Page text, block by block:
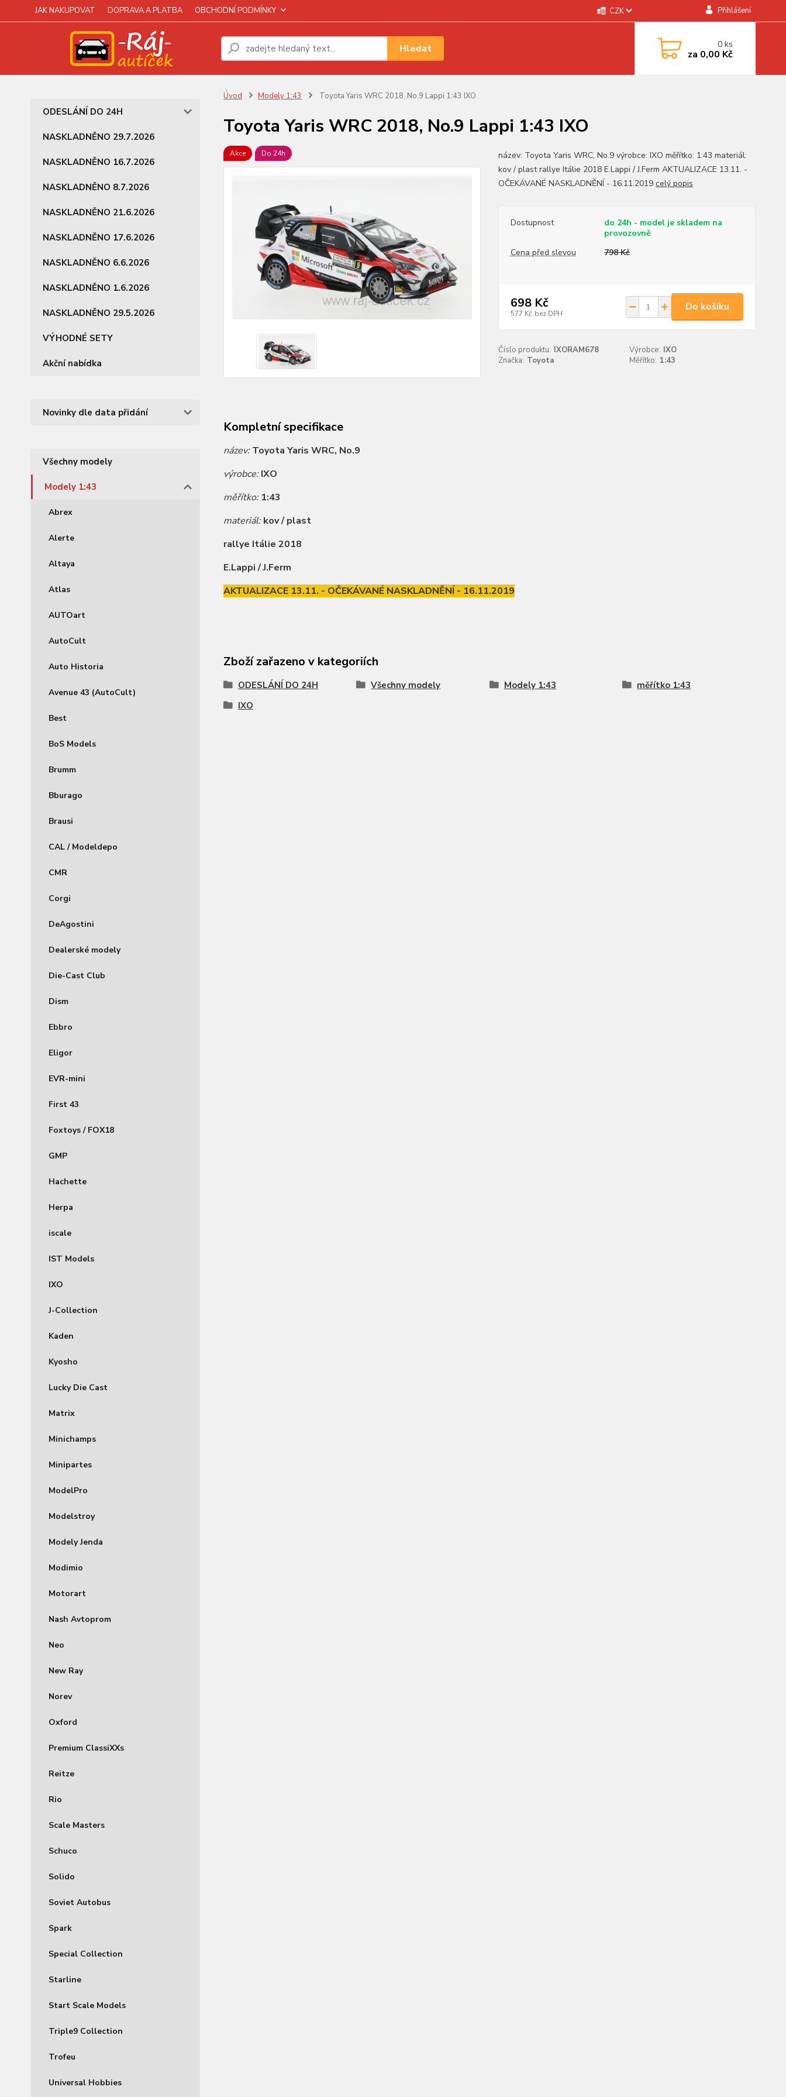
JAK NAKUPOVAT DOPRAVA A PLATBA OBCHODNÍ PODMÍNKY CZK Přihlášení
Hledat 0ks
za 0,00 Kč
ODESLÁNÍ DO 24H
NASKLADNĚNO 29.7.2026
NASKLADNĚNO 16.7.2026
NASKLADNĚNO 8.7.2026
NASKLADNĚNO 21.6.2026
NASKLADNĚNO 17.6.2026
NASKLADNĚNO 6.6.2026
NASKLADNĚNO 1.6.2026
NASKLADNĚNO 29.5.2026
VÝHODNÉ SETY
Akční nabídka
Novinky dle data přidání
Všechny modely
Modely 1:43
Abrex
Alerte
Altaya
Atlas
AUTOart
AutoCult
Auto Historia
Avenue 43 (AutoCult)
Best
BoS Models
Brumm
Bburago
Brausi
CAL / Modeldepo
CMR
Corgi
DeAgostini
Dealerské modely
Die-Cast Club
Dism
Ebbro
Eligor
EVR-mini
First 43
Foxtoys / FOX18
GMP
Hachette
Herpa
iscale
IST Models
IXO
J-Collection
Kaden
Kyosho
Lucky Die Cast
Matrix
Minichamps
Minipartes
ModelPro
Modelstroy
Modely Jenda
Modimio
Motorart
Nash Avtoprom
Neo
New Ray
Norev
Oxford
Premium ClassiXXs
Reitze
Rio
Scale Masters
Schuco
Solido
Soviet Autobus
Spark
Special Collection
Starline
Start Scale Models
Triple9 Collection
Trofeu
Universal Hobbies
Úvod Modely 1:43 Toyota Yaris WRC 2018, No.9 Lappi 1:43 IXO
Toyota Yaris WRC 2018, No.9 Lappi 1:43 IXO
Akce Do 24h
název: Toyota Yaris WRC, No.9 výrobce: IXO měřítko: 1:43 materiál:
kov / plast rallye Itálie 2018 E.Lappi / J.Ferm AKTUALIZACE 13.11. -
OČEKÁVANÉ NASKLADNĚNÍ - 16.11.2019 celý popis
Dostupnost
do 24h - model je skladem na
provozovně
Cena před slevou
798 Kč
698 Kč
577 Kč bez DPH
Do košíku
Číslo produktu: IXORAM678 Výrobce: IXO
Značka: Toyota Měřítko: 1:43
Kompletní specifikace
název:Toyota Yaris WRC, No.9
výrobce:IXO
měřítko: 1:43
materiál:kov / plast
rallye Itálie 2018
E.Lappi / J.Ferm
AKTUALIZACE 13.11. - OČEKÁVANÉ NASKLADNĚNÍ - 16.11.2019
Zboží zařazeno v kategoriích
ODESLÁNÍ DO 24H Všechny modely Modely 1:43
měřítko 1:43
IXO